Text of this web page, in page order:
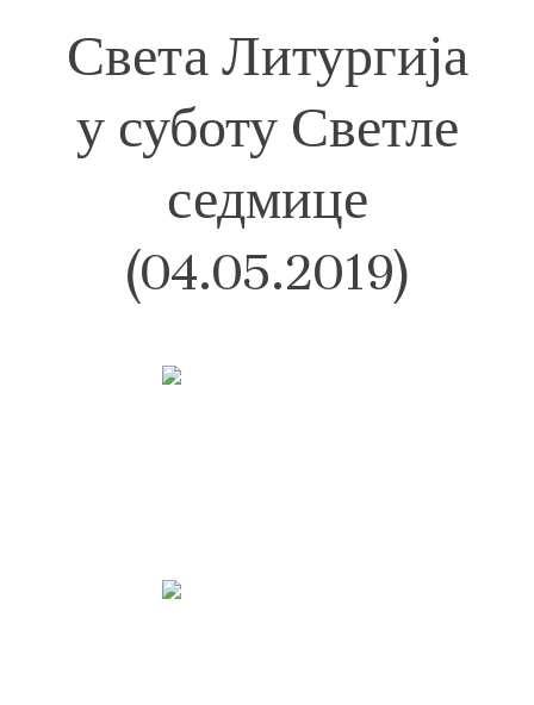
Света Литургија
у суботу Светле
седмице
(04.05.2019)